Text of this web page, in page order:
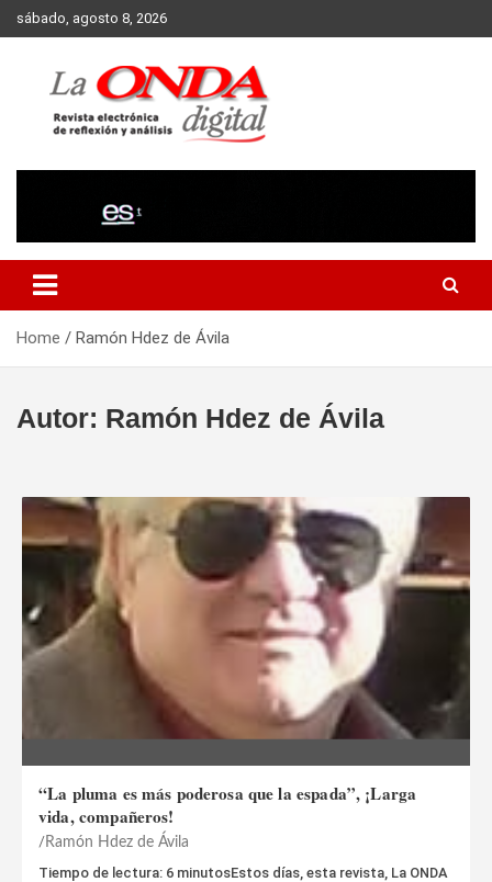
Skip
to
sábado, agosto 8, 2026
Home Ramón Hdez de Ávila
Autor: Ramón Hdez de Ávila
“La pluma es más poderosa que la espada”, ¡Larga
vida, compañeros!
Ramón Hdez de Ávila
Tiempo de lectura: 6 minutosEstos días, esta revista, La ONDA